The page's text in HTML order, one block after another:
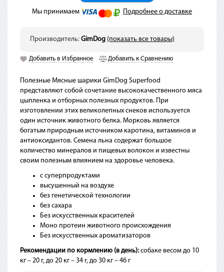
Мы принимаем Подробнее о доставке
Производитель: GimDog (показать все товары)
Добавить в Избранное Добавить к Сравнению
Полезные Мясные шарики GimDog Superfood
представляют собой сочетание высококачественного мяса
цыпленка и отборных полезных продуктов. При
изготовлении этих великолепных снеков используется
один источник животного белка. Морковь является
богатым природным источником каротина, витаминов и
антиоксидантов. Семена льна содержат большое
количество минералов и пищевых волокон и известны
своим полезным влиянием на здоровье человека.
с суперпродуктами
высушенный на воздухе
без генетической технологии
без сахара
Без искусственных красителей
Моно протеин животного происхождения
Без искусственных ароматизаторов
Рекомендации по кормлению (в день): собаке весом до 10
кг – 20 г, до 20 кг – 34 г, до 30 кг – 46 г